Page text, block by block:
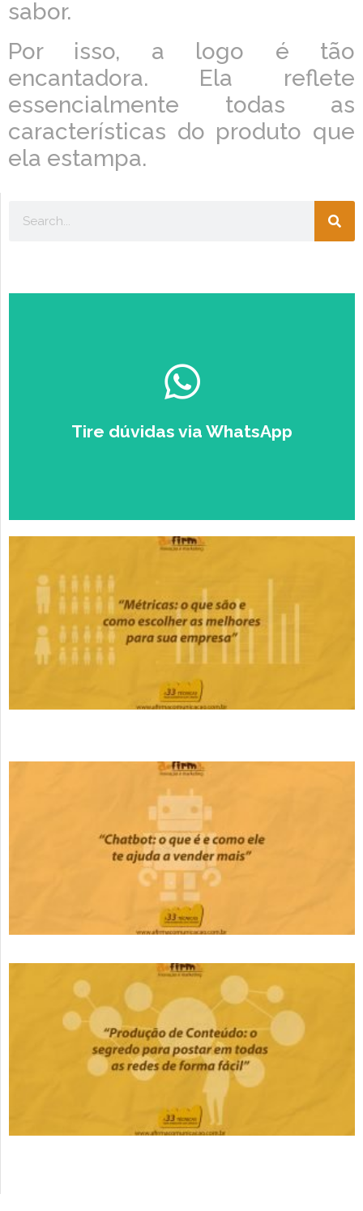
sabor.
Por isso, a logo é tão
encantadora. Ela reflete
essencialmente todas as
características do produto que
ela estampa.
Tire dúvidas via WhatsApp